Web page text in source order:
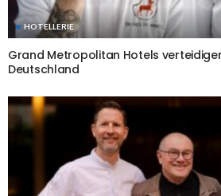
HOTELLERIE
Grand Metropolitan Hotels
Deutschland